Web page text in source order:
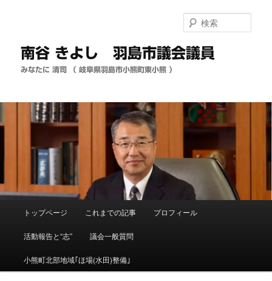
移
南谷 きよし 羽島市議会議員
みなたに 清司 （ 岐阜県羽島市小熊町東小熊 ）
索
ュ
トップページ これまでの記事 プロフィール
活動報告と“志” 議会一般質問
小熊町北部地域｢ほ場(水田)整備｣